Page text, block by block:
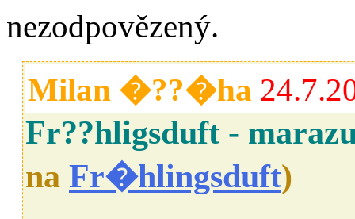
nezodpovězený.
Milan �??�ha
Fr??hligsduft -
na Fr�hlingsduft)